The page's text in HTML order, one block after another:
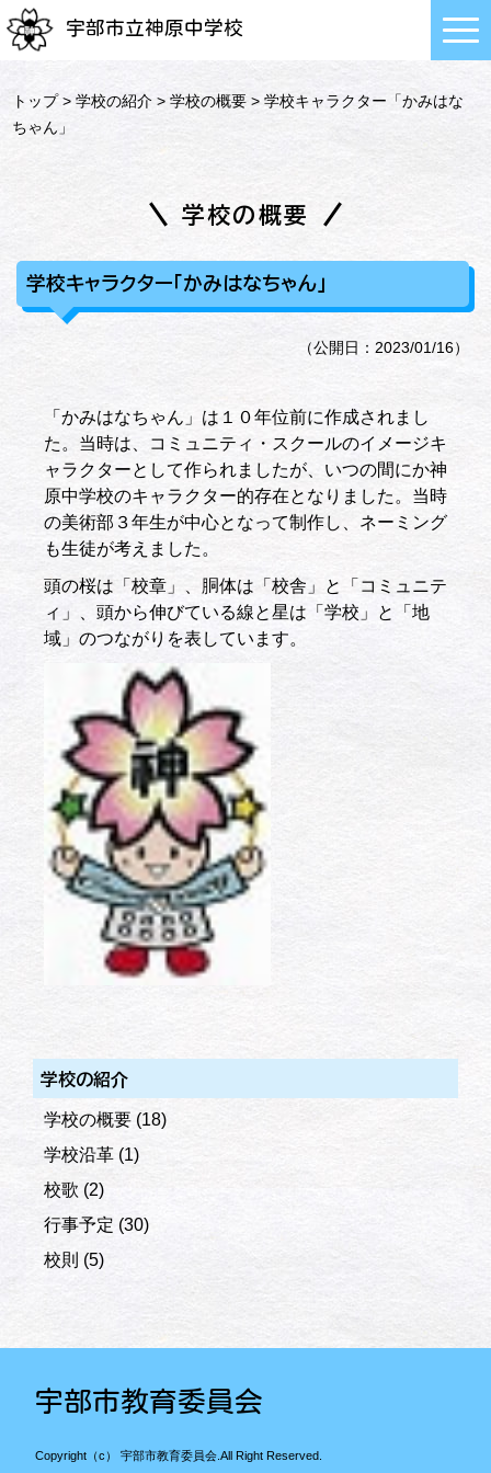
宇部市立神原中学校
トップ>学校の紹介 >学校の概要 > 学校キャラクター「かみはな
ちゃん」
学校の概要
学校キャラクター「かみはなちゃん」
（公開日：2023/01/16）
「かみはなちゃん」は１０年位前に作成されまし
た。当時は、コミュニティ・スクールのイメージキ
ャラクターとして作られましたが、いつの間にか神
原中学校のキャラクター的存在となりました。当時
の美術部３年生が中心となって制作し、ネーミング
も生徒が考えました。
頭の桜は「校章」、胴体は「校舎」と「コミュニテ
ィ」、頭から伸びている線と星は「学校」と「地
域」のつながりを表しています。
学校の紹介
学校の概要 (18)
学校沿革 (1)
校歌 (2)
行事予定 (30)
校則 (5)
宇部市教育委員会
Copyright（c） 宇部市教育委員会.All Right Reserved.